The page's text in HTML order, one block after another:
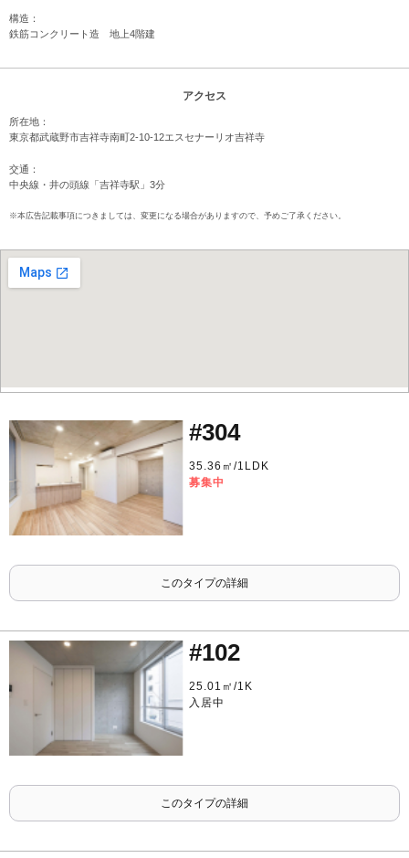
構造：
鉄筋コンクリート造 地上4階建
アクセス
所在地：
東京都武蔵野市吉祥寺南町2-10-12エスセナーリオ吉祥寺
交通：
中央線・井の頭線「吉祥寺駅」3分
※本広告記載事項につきましては、変更になる場合がありますので、予めご了承ください。
#304
35.36㎡/1LDK
募集中
このタイプの詳細
#102
25.01㎡/1K
入居中
このタイプの詳細